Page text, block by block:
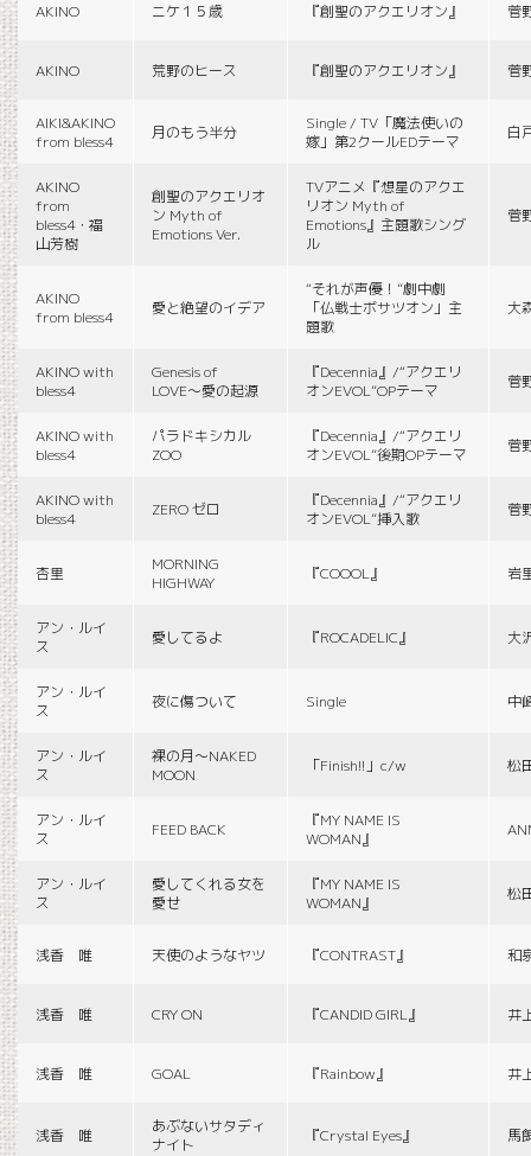
AKINO ニケ１５歳 『創聖のアクエリオン』 菅
AKINO 荒野のヒース 『創聖のアクエリオン』 菅
AIKI&AKINO
from bless4
月のもう半分
Single / TV「魔法使いの
嫁」第2クールEDテーマ
白
AKINO
from
bless4・福
山芳樹
創聖のアクエリオ
ン Myth of
Emotions Ver.
TVアニメ『想星のアクエ
リオン Myth of
Emotions』主題歌シング
ル
菅
AKINO
from bless4
愛と絶望のイデア
“それが声優！”劇中劇
「仏戦士ボサツオン」主
題歌
大
AKINO with
bless4
Genesis of
LOVE〜愛の起源
『Decennia』/“アクエリ
オンEVOL”OPテーマ
菅
AKINO with
bless4
パラドキシカル
ZOO
『Decennia』/“アクエリ
オンEVOL”後期OPテーマ
菅
AKINO with
bless4
ZERO ゼロ
『Decennia』/“アクエリ
オンEVOL”挿入歌
菅
杏里
MORNING
HIGHWAY
『COOOL』 岩
アン・ルイ
ス
愛してるよ 『ROCADELIC』 大
アン・ルイ
ス
夜に傷ついて Single 中
アン・ルイ
ス
裸の月〜NAKED
MOON
「Finish!!」c/w 松
アン・ルイ
ス
FEED BACK
『MY NAME IS
WOMAN』
アン・ルイ
ス
愛してくれる女を
愛せ
『MY NAME IS
WOMAN』
松
浅香 唯 天使のようなヤツ 『CONTRAST』 和
浅香 唯 CRY ON 『CANDID GIRL』 井
浅香 唯 GOAL 『Rainbow』 井
浅香 唯
あぶないサタディ
ナイト
『Crystal Eyes』 馬